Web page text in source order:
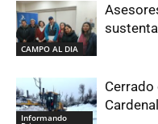
CAMPO AL DIA
Informando
Cerrado